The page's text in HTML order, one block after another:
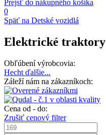
Prejsť do nákupného košíka
0
Späť na Detské vozidlá
Elektrické traktory
Obľúbení výrobcovia:
Hecht ďalšie...
Záleží nám na zákazníkoch:
Cena od - do:
Zrušiť cenový filter